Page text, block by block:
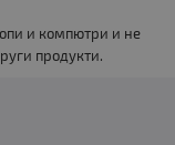
и компютри и не
продукти.